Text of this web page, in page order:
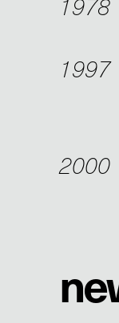
1997
2000
ne